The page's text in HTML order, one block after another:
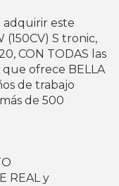
adquirir este
(150CV) S tronic,
CON TODAS las
que ofrece BELLA
de trabajo
de 500
REAL y